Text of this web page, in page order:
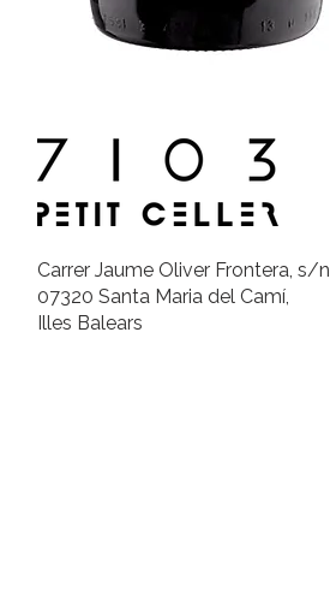
Carrer Jaume Oliver Frontera, s/n
07320 Santa Maria del Camí,
Illes Balears